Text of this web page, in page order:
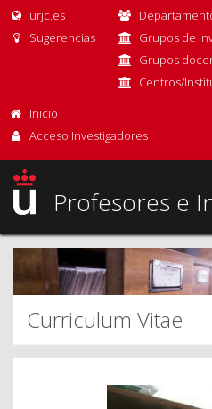
urjc.es
Sugerencias
Grupos de
Grupos
Centros/
Inicio
Acceso Investigadores
Profesores e
Curriculum Vitae